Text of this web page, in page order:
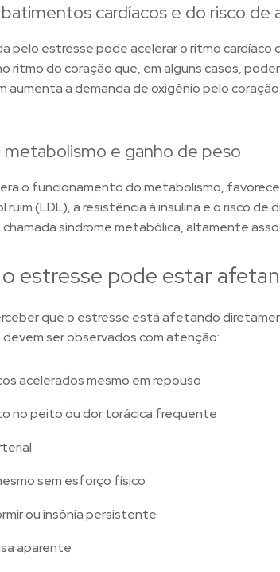
cardíacos e do risco de
pelo estresse pode acelerar o ritmo cardíaco
ritmo do coração que, em alguns casos,
aumenta a demanda de oxigênio pelo
e ganho de peso
o funcionamento do metabolismo,
(LDL), a resistência à insulina e o risco
síndrome metabólica, altamente
o estresse pode estar
que o estresse está afetando
ser observados com atenção:
acelerados mesmo em repouso
no peito ou dor torácica frequente
sem esforço físico
ou insônia persistente
aparente